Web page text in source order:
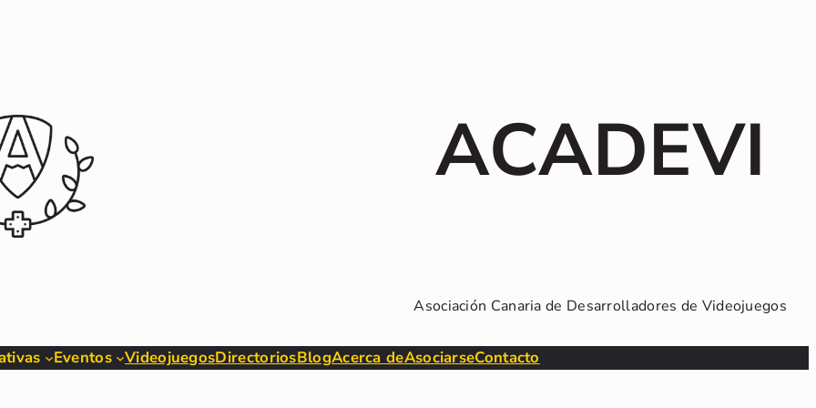
ACADEVI
Asociación Canaria de Desarrolladores de Videojuegos
Eventos VideojuegosDirectoriosBlogAcerca deAsociarseContacto